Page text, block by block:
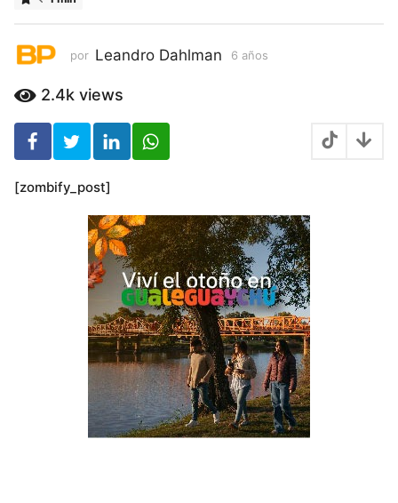
a
o
s
por Leandro Dahlman 6 años
2.4k views
[zombify_post]